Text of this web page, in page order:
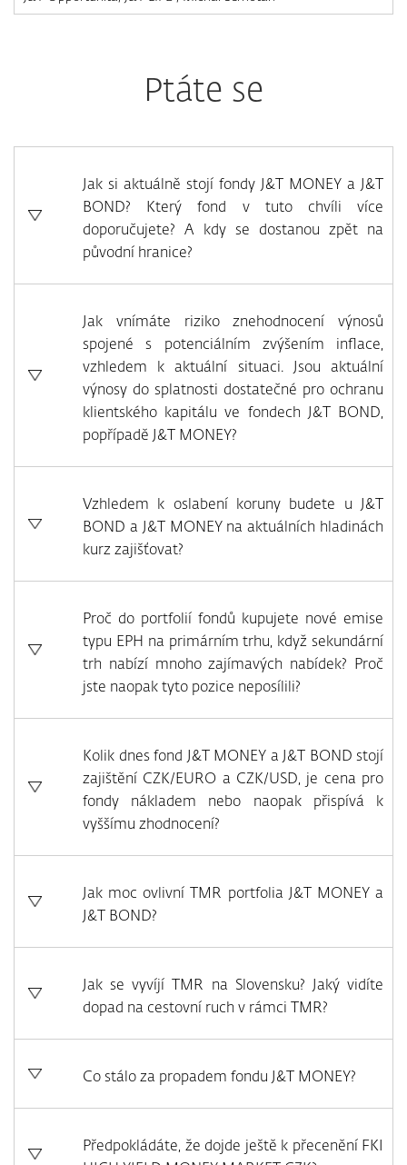
Ptáte se
Jak si aktuálně stojí fondy J&T MONEY a J&T
BOND? Který fond v tuto chvíli více
doporučujete? A kdy se dostanou zpět na
původní hranice?
Jak vnímáte riziko znehodnocení výnosů
spojené s potenciálním zvýšením inflace,
vzhledem k aktuální situaci. Jsou aktuální
výnosy do splatnosti dostatečné pro ochranu
klientského kapitálu ve fondech J&T BOND,
popřípadě J&T MONEY?
Vzhledem k oslabení koruny budete u J&T
BOND a J&T MONEY na aktuálních hladinách
kurz zajišťovat?
Proč do portfolií fondů kupujete nové emise
typu EPH na primárním trhu, když sekundární
trh nabízí mnoho zajímavých nabídek? Proč
jste naopak tyto pozice neposílili?
Kolik dnes fond J&T MONEY a J&T BOND stojí
zajištění CZK/EURO a CZK/USD, je cena pro
fondy nákladem nebo naopak přispívá k
vyššímu zhodnocení?
Jak moc ovlivní TMR portfolia J&T MONEY a
J&T BOND?
Jak se vyvíjí TMR na Slovensku? Jaký vidíte
dopad na cestovní ruch v rámci TMR?
Co stálo za propadem fondu J&T MONEY?
Předpokládáte, že dojde ještě k přecenění FKI